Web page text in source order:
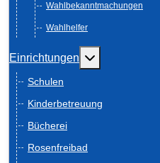
Wahlbekanntmachungen
Wahlhelfer
Einrichtungen Weitere
Schulen
Kinderbetreuung
Bücherei
Rosenfreibad